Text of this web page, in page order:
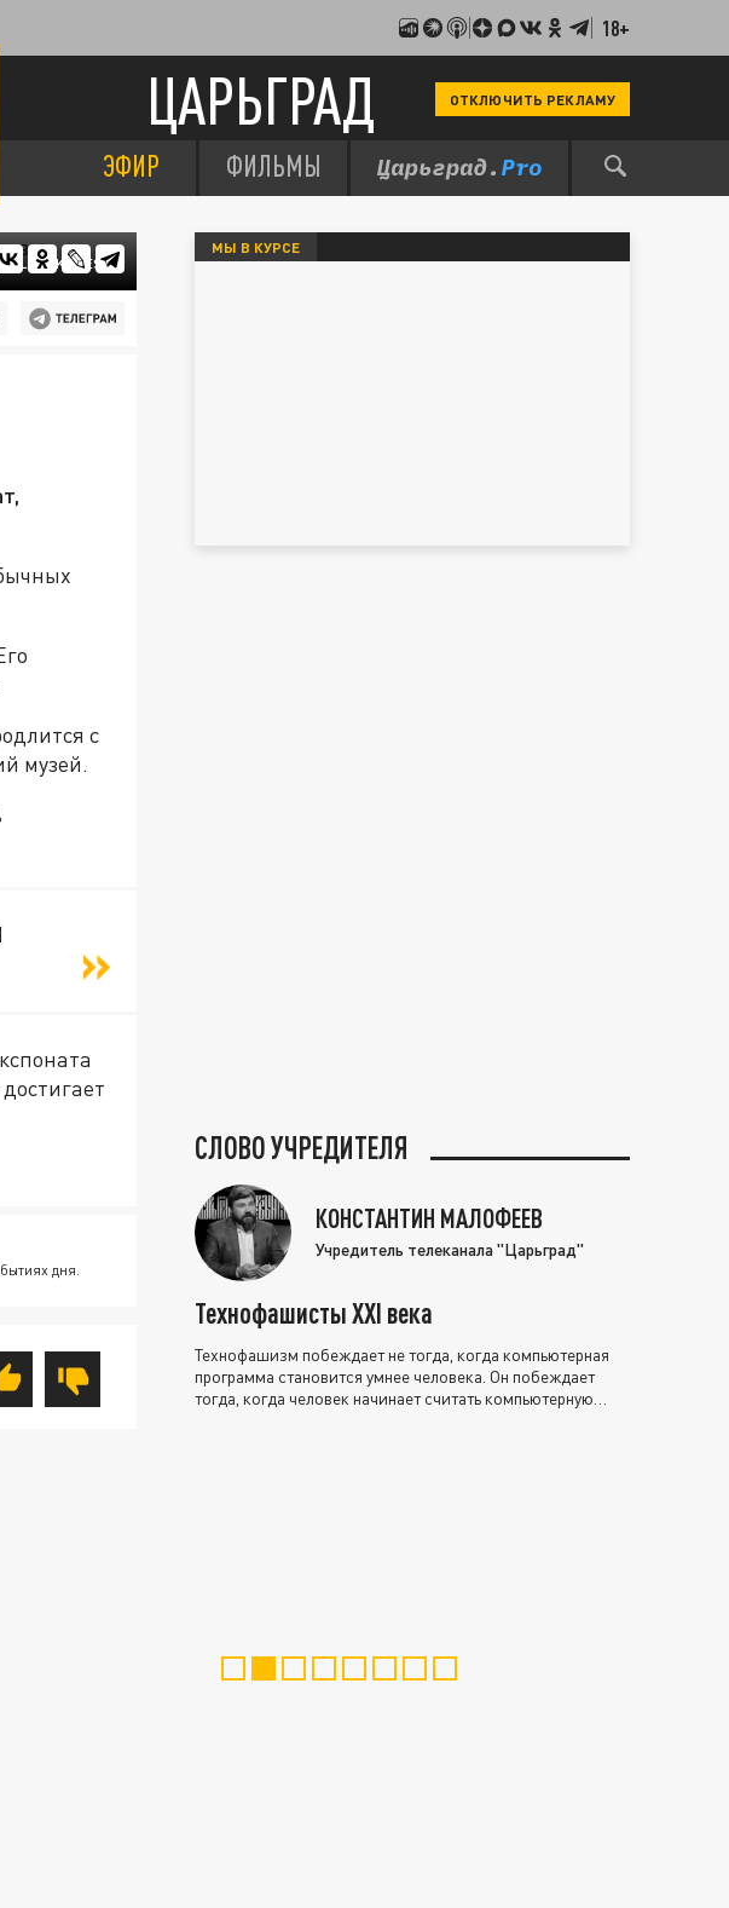
18+
ЦАРЬГРАД ОТКЛЮЧИТЬ РЕКЛАМУ
ЭФИР ФИЛЬМЫ
с
музей.
дня.
МЫ В КУРСЕ
СЛОВО УЧРЕДИТЕЛЯ
КОНСТАНТИН МАЛОФЕЕВ
Учредитель телеканала "Царьград"
Технофашисты XXI века
Технофашизм побеждает не тогда, когда компьютерная
программа становится умнее человека. Он побеждает
тогда, когда человек начинает считать компьютерную